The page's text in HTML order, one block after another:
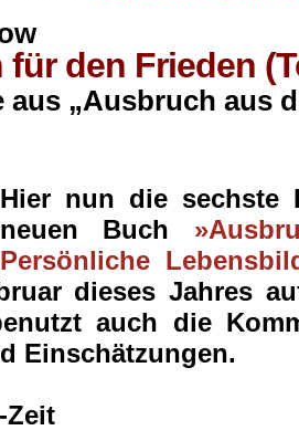
für den Frieden
aus „Ausbruch aus
Hier nun die sechste
neuen Buch
Persönliche
dieses Jahres
auch die
Einschätzungen.
Zeit